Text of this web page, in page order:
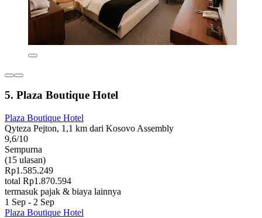
5. Plaza Boutique Hotel
Plaza Boutique Hotel
Qyteza Pejton, 1,1 km dari Kosovo Assembly
9,6/10
Sempurna
(15 ulasan)
Rp1.585.249
total Rp1.870.594
termasuk pajak & biaya lainnya
1 Sep - 2 Sep
Plaza Boutique Hotel